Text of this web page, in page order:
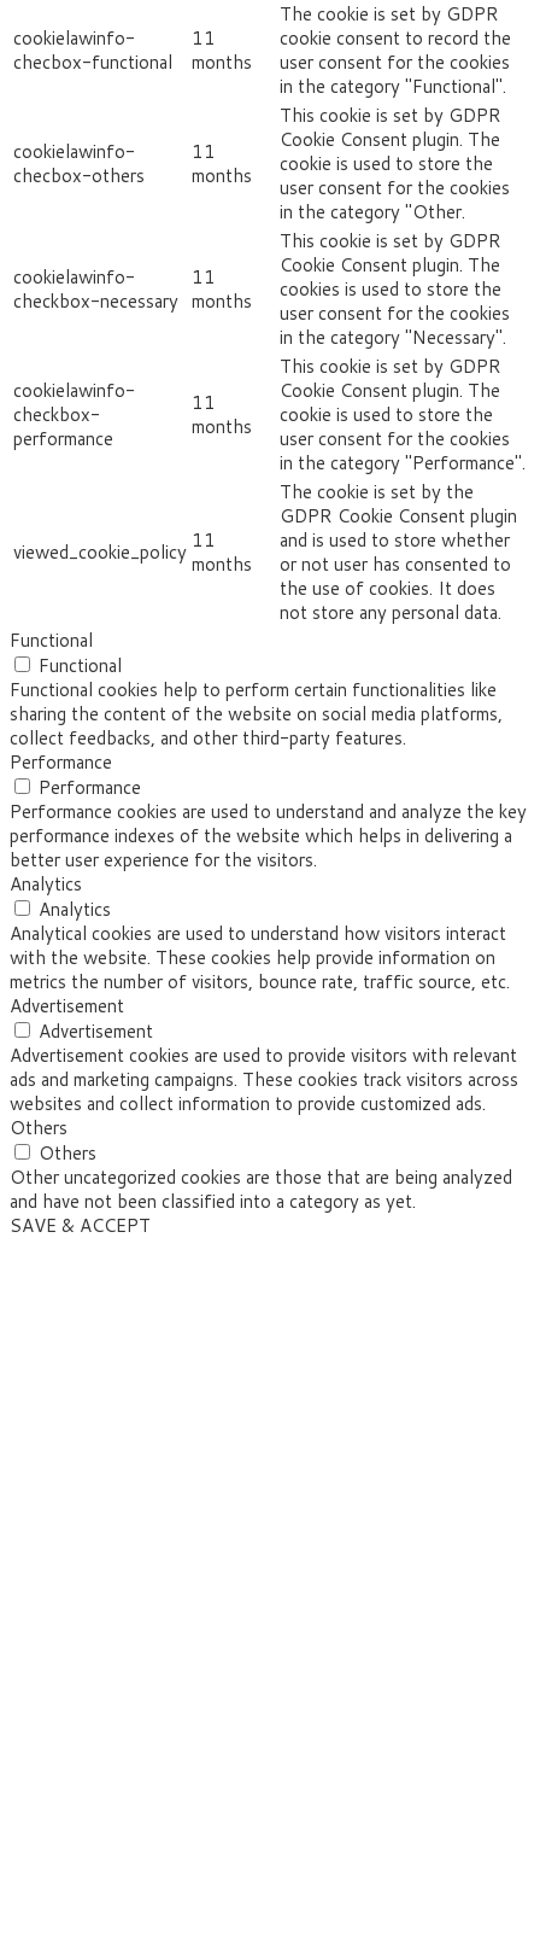
cookielawinfo-
checbox-functional
11
months
The cookie is set by GDPR
cookie consent to record the
user consent for the cookies
in the category "Functional".
cookielawinfo-
checbox-others
11
months
This cookie is set by GDPR
Cookie Consent plugin. The
cookie is used to store the
user consent for the cookies
in the category "Other.
cookielawinfo-
checkbox-necessary
11
months
This cookie is set by GDPR
Cookie Consent plugin. The
cookies is used to store the
user consent for the cookies
in the category "Necessary".
cookielawinfo-
checkbox-
performance
11
months
This cookie is set by GDPR
Cookie Consent plugin. The
cookie is used to store the
user consent for the cookies
in the category "Performance".
viewed_cookie_policy 11
months
The cookie is set by the
GDPR Cookie Consent plugin
and is used to store whether
or not user has consented to
the use of cookies. It does
not store any personal data.
Functional
Functional
Functional cookies help to perform certain functionalities like
sharing the content of the website on social media platforms,
collect feedbacks, and other third-party features.
Performance
Performance
Performance cookies are used to understand and analyze the key
performance indexes of the website which helps in delivering a
better user experience for the visitors.
Analytics
Analytics
Analytical cookies are used to understand how visitors interact
with the website. These cookies help provide information on
metrics the number of visitors, bounce rate, traffic source, etc.
Advertisement
Advertisement
Advertisement cookies are used to provide visitors with relevant
ads and marketing campaigns. These cookies track visitors across
websites and collect information to provide customized ads.
Others
Others
Other uncategorized cookies are those that are being analyzed
and have not been classified into a category as yet.
SAVE & ACCEPT